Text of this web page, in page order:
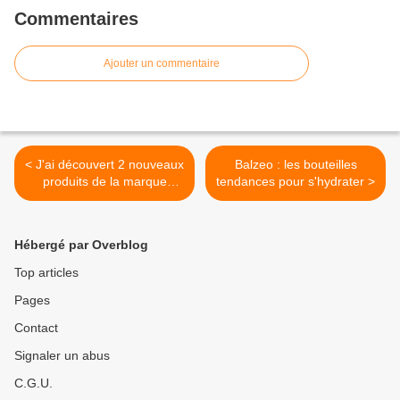
Commentaires
Ajouter un commentaire
< J'ai découvert 2 nouveaux
produits de la marque
Rainett
Balzeo : les bouteilles
tendances pour s'hydrater >
Hébergé par Overblog
Top articles
Pages
Contact
Signaler un abus
C.G.U.